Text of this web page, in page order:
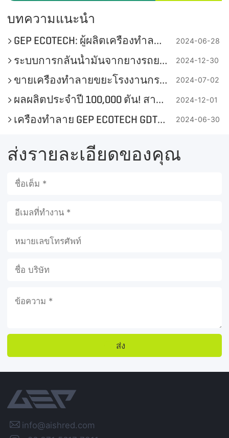
บทความแนะนำ
GEP ECOTECH: ผู้ผลิตเครื่องทำลายอุตสาหกรรม 5 อันดับแรกในประเทศจีน 2024-06-28
ระบบการกลั่นน้ำมันจากยางรถยนต์ใช้แล้วมีค่าใช้จ่ายเท่าไหร่? 2024-12-30
ขายเครื่องทำลายขยะโรงงานกระดาษ 2024-07-02
ผลผลิตประจำปี 100,000 ตัน! สายการผลิต RDF จากสิ่งทอเหลือใช้ในเขตสามเหลี่ยมปากแม่น้ำแยงซีช่วยสนับสนุนเป้าหมายคาร์บอนคู่ 2024-12-01
เครื่องทำลาย GEP ECOTECH GDT: โซลูชันที่ได้รับการอัพเกรดสำหรับยางมือสอง 2024-06-30
ส่งรายละเอียดของคุณ
ส่ง

info@aishred.com